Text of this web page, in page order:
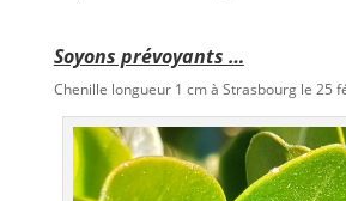
Soyons prévoyants …
Chenille longueur 1 cm à Strasbourg le 25